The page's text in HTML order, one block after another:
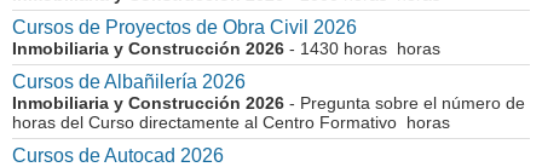
Cursos de Proyectos de Obra Civil 2026
Inmobiliaria y Construcción 2026 - 1430 horas horas
Cursos de Albañilería 2026
Inmobiliaria y Construcción 2026 - Pregunta sobre el número de
horas del Curso directamente al Centro Formativo horas
Cursos de Autocad 2026